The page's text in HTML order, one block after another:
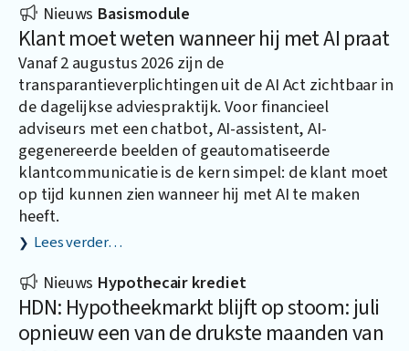
Nieuws Basismodule
Klant moet weten wanneer hij met AI praat
Vanaf 2 augustus 2026 zijn de
transparantieverplichtingen uit de AI Act zichtbaar in
de dagelijkse adviespraktijk. Voor financieel
adviseurs met een chatbot, AI-assistent, AI-
gegenereerde beelden of geautomatiseerde
klantcommunicatie is de kern simpel: de klant moet
op tijd kunnen zien wanneer hij met AI te maken
heeft.
Lees verder…
Nieuws Hypothecair krediet
HDN: Hypotheekmarkt blijft op stoom: juli
opnieuw een van de drukste maanden van